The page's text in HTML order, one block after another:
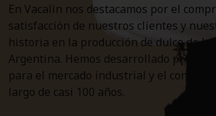
En Vacalin nos destacamos por el
satisfacción de nuestros clientes y
historia en la producción de dulce de
Argentina. Hemos desarrollado
para el mercado industrial y el
largo de casi 100 años.